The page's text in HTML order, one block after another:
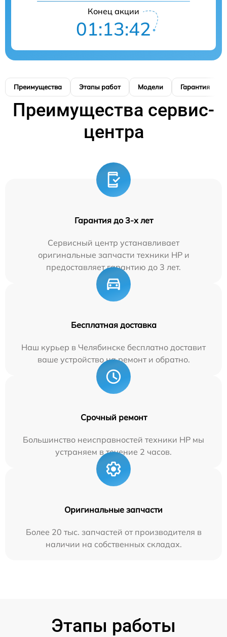
Конец акции
01:13:41
Преимущества Этапы работ Модели Гарантия
Преимущества сервис-
центра
Гарантия до 3-х лет
Сервисный центр устанавливает
оригинальные запчасти техники HP и
предоставляет гарантию до 3 лет.
Бесплатная доставка
Наш курьер в Челябинске бесплатно доставит
ваше устройство на ремонт и обратно.
Срочный ремонт
Большинство неисправностей техники HP мы
устраняем в течение 2 часов.
Оригинальные запчасти
Более 20 тыс. запчастей от производителя в
наличии на собственных складах.
Этапы работы